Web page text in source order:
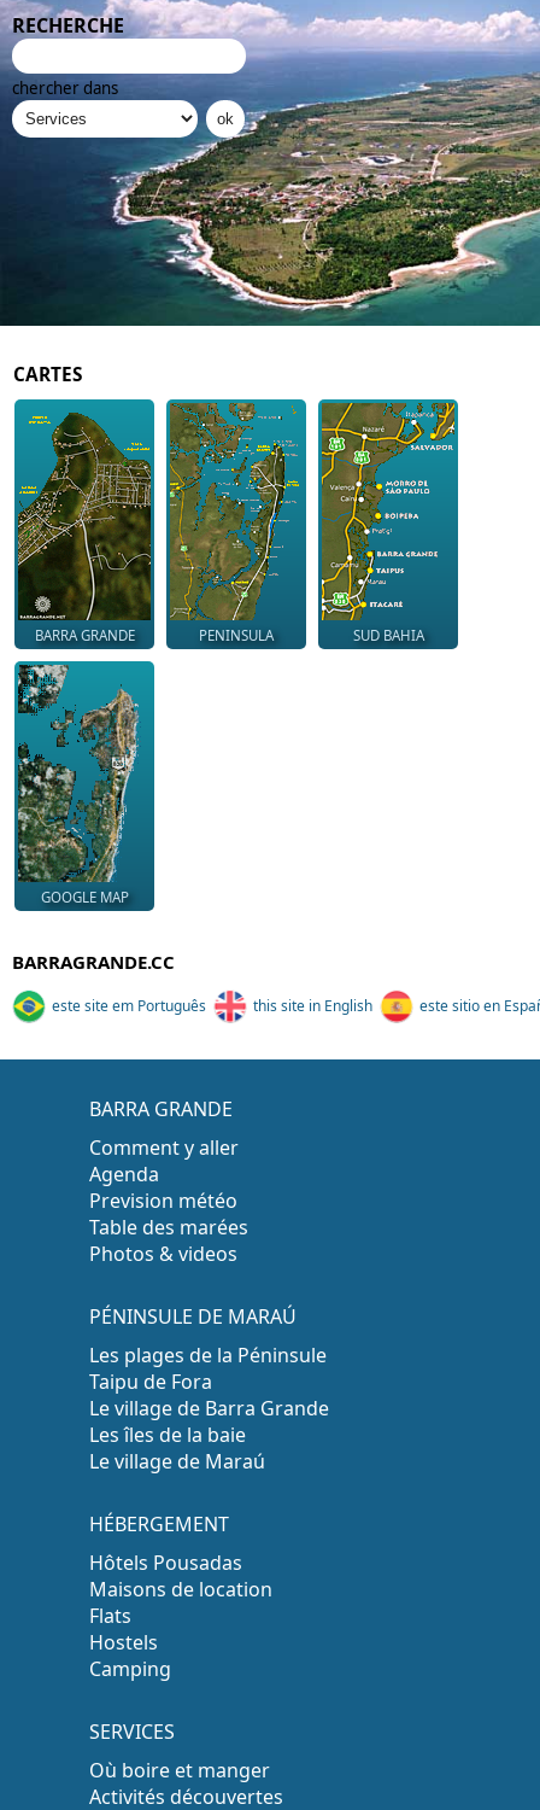
RECHERCHE
chercher dans
CARTES
BARRA GRANDE PENINSULA SUD BAHIA
GOOGLE MAP
BARRAGRANDE.CC
este site em Português this site in English este sitio en
BARRA GRANDE
Comment y aller
Agenda
Prevision météo
Table des marées
Photos & videos
PÉNINSULE DE MARAÚ
Les plages de la Péninsule
Taipu de Fora
Le village de Barra Grande
Les îles de la baie
Le village de Maraú
HÉBERGEMENT
Hôtels Pousadas
Maisons de location
Flats
Hostels
Camping
SERVICES
Où boire et manger
Activités découvertes